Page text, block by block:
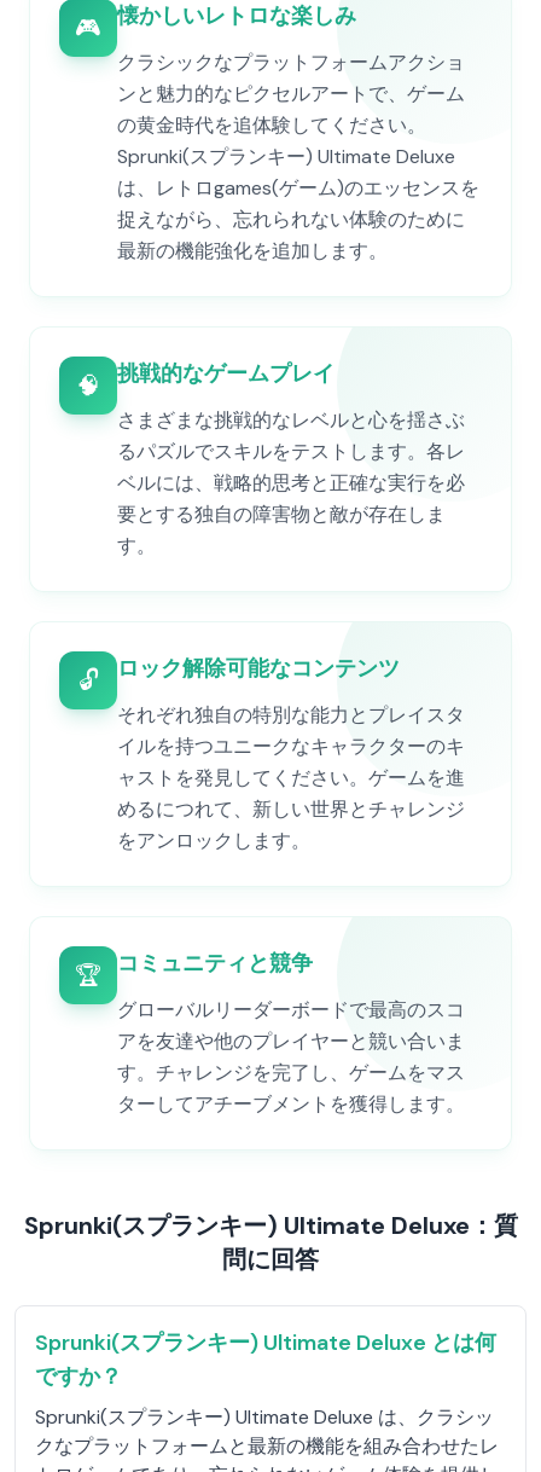
🎮 懐かしいレトロな楽しみ
クラシックなプラットフォームアクショ
ンと魅力的なピクセルアートで、ゲーム
の黄金時代を追体験してください。
Sprunki(スプランキー) Ultimate Deluxe
は、レトロgames(ゲーム)のエッセンスを
捉えながら、忘れられない体験のために
最新の機能強化を追加します。
🧠 挑戦的なゲームプレイ
さまざまな挑戦的なレベルと心を揺さぶ
るパズルでスキルをテストします。各レ
ベルには、戦略的思考と正確な実行を必
要とする独自の障害物と敵が存在しま
す。
🔓 ロック解除可能なコンテンツ
それぞれ独自の特別な能力とプレイスタ
イルを持つユニークなキャラクターのキ
ャストを発見してください。ゲームを進
めるにつれて、新しい世界とチャレンジ
をアンロックします。
🏆 コミュニティと競争
グローバルリーダーボードで最高のスコ
アを友達や他のプレイヤーと競い合いま
す。チャレンジを完了し、ゲームをマス
ターしてアチーブメントを獲得します。
Sprunki(スプランキー) Ultimate Deluxe：質
問に回答
Sprunki(スプランキー) Ultimate Deluxe とは何
ですか？
Sprunki(スプランキー) Ultimate Deluxe は、クラシッ
クなプラットフォームと最新の機能を組み合わせたレ